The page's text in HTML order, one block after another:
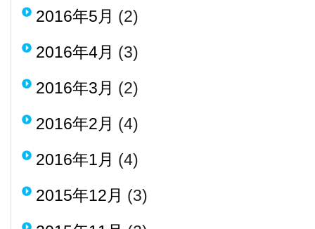
2016年5月 (2)
2016年4月 (3)
2016年3月 (2)
2016年2月 (4)
2016年1月 (4)
2015年12月 (3)